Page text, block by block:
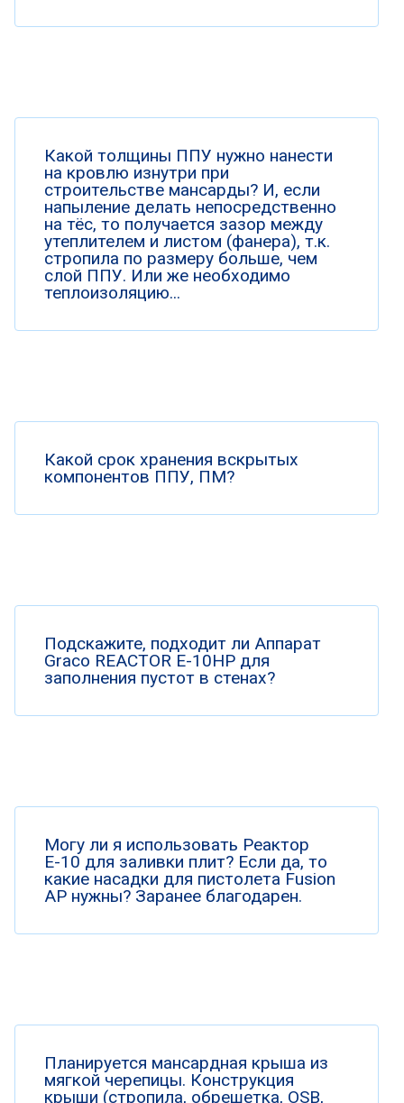
Какой толщины ППУ нужно нанести
на кровлю изнутри при
строительстве мансарды? И, если
напыление делать непосредственно
на тёс, то получается зазор между
утеплителем и листом (фанера), т.к.
стропила по размеру больше, чем
слой ППУ. Или же необходимо
теплоизоляцию...
Какой срок хранения вскрытых
компонентов ППУ, ПМ?
Подскажите, подходит ли Аппарат
Graco REACTOR E-10HP для
заполнения пустот в стенах?
Могу ли я использовать Реактор
Е-10 для заливки плит? Если да, то
какие насадки для пистолета Fusion
AP нужны? Заранее благодарен.
Планируется мансардная крыша из
мягкой черепицы. Конструкция
крыши (стропила, обрешетка, OSB,